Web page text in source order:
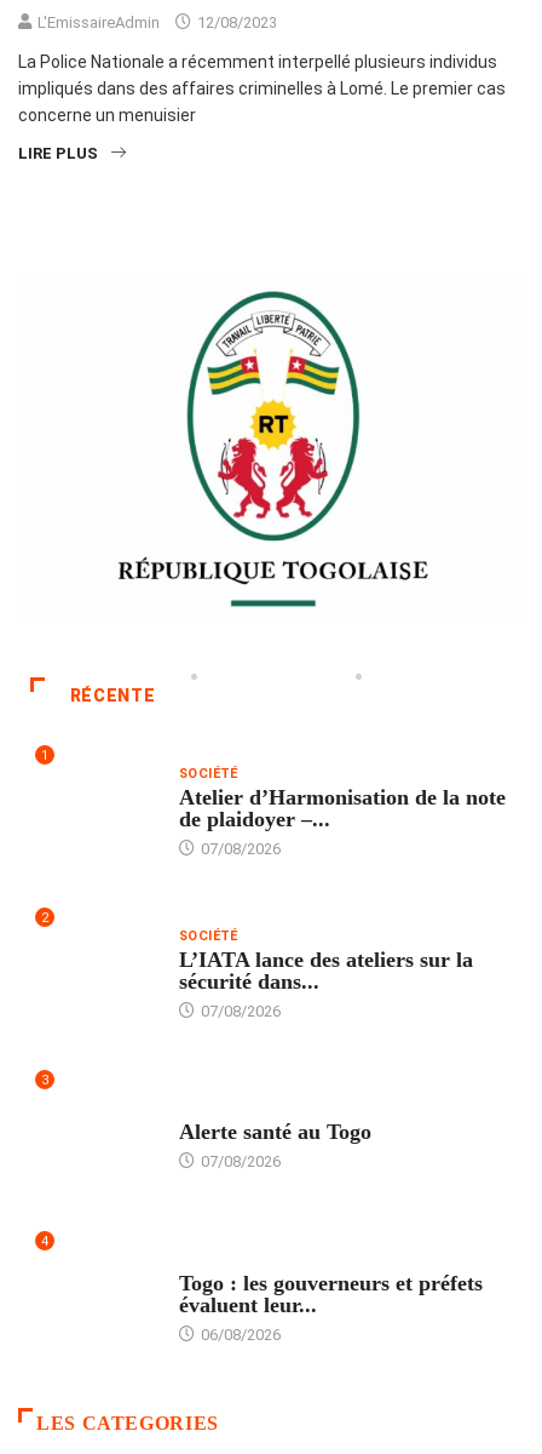
L'EmissaireAdmin 12/08/2023
La Police Nationale a récemment interpellé plusieurs individus
impliqués dans des affaires criminelles à Lomé. Le premier cas
concerne un menuisier
LIRE PLUS
RÉCENTE
1
SOCIÉTÉ
Atelier d’Harmonisation de la note
de plaidoyer –...
07/08/2026
2
SOCIÉTÉ
L’IATA lance des ateliers sur la
sécurité dans...
07/08/2026
3
Alerte santé au Togo
07/08/2026
4
Togo : les gouverneurs et préfets
évaluent leur...
06/08/2026
LES CATEGORIES